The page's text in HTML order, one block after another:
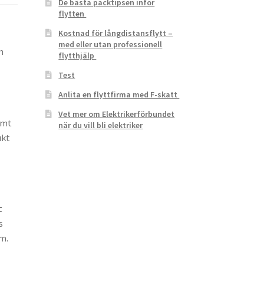
De bästa packtipsen inför
flytten
Kostnad för långdistansflytt –
med eller utan professionell
flytthjälp
Test
Anlita en flyttfirma med F-skatt
Vet mer om Elektrikerförbundet
när du vill bli elektriker